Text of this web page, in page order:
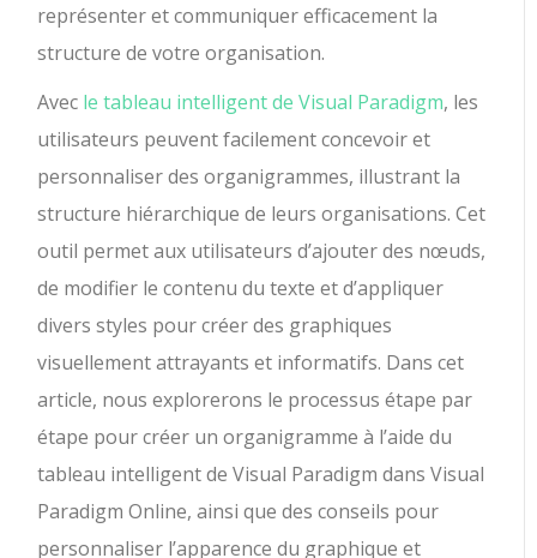
représenter et communiquer efficacement la
structure de votre organisation.
Avec le tableau intelligent de Visual Paradigm, les
utilisateurs peuvent facilement concevoir et
personnaliser des organigrammes, illustrant la
structure hiérarchique de leurs organisations. Cet
outil permet aux utilisateurs d’ajouter des nœuds,
de modifier le contenu du texte et d’appliquer
divers styles pour créer des graphiques
visuellement attrayants et informatifs. Dans cet
article, nous explorerons le processus étape par
étape pour créer un organigramme à l’aide du
tableau intelligent de Visual Paradigm dans Visual
Paradigm Online, ainsi que des conseils pour
personnaliser l’apparence du graphique et